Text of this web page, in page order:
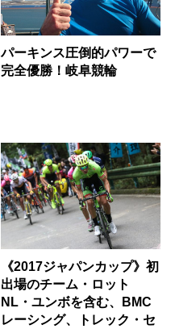
パーキンス圧倒的パワーで
完全優勝！岐阜競輪
《2017ジャパンカップ》初
出場のチーム・ロット
NL・ユンボを含む、BMC
レーシング、トレック・セ